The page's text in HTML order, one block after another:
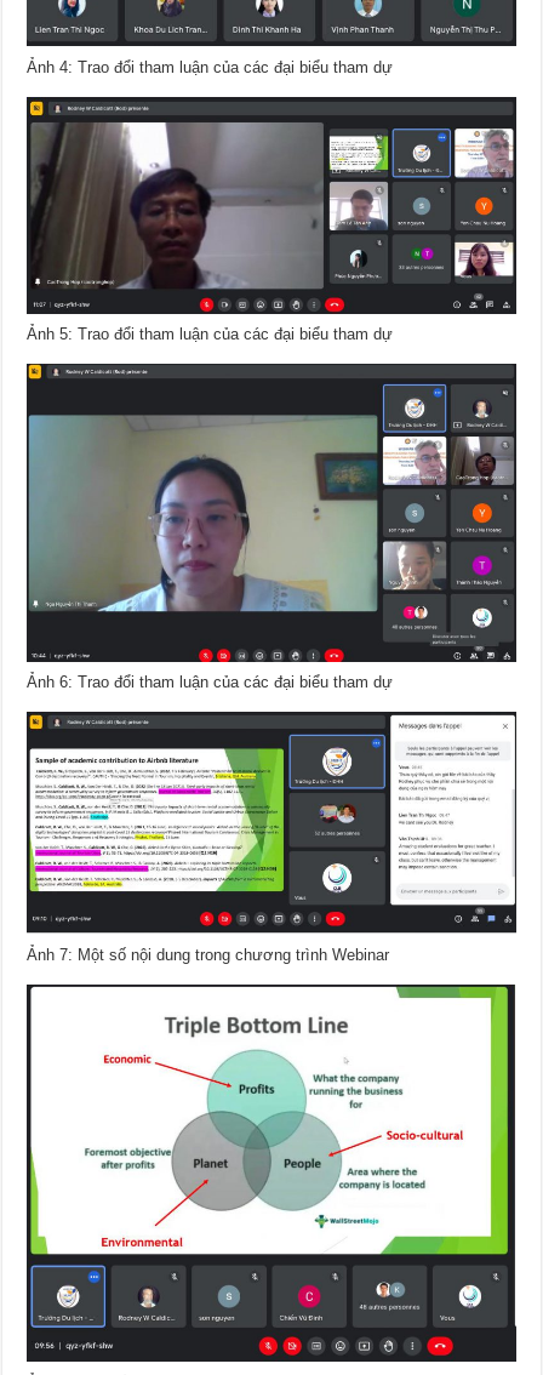
Ảnh 4: Trao đổi tham luận của các đại biểu tham dự
Ảnh 5: Trao đổi tham luận của các đại biểu tham dự
Ảnh 6: Trao đổi tham luận của các đại biểu tham dự
Ảnh 7: Một số nội dung trong chương trình Webinar